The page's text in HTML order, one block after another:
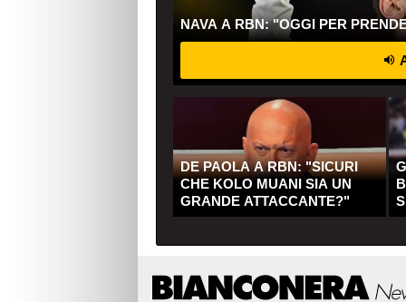
NAVA A RBN: "OGGI PER
DE PAOLA A RBN: "SICURI
CHE KOLO MUANI SIA UN
GRANDE ATTACCANTE?"